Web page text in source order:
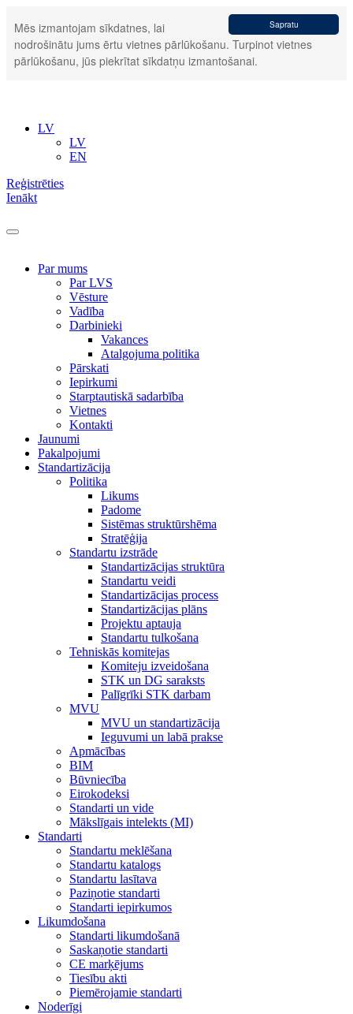
Sapratu
Mēs izmantojam sīkdatnes, lai
nodrošinātu jums ērtu vietnes pārlūkošanu. Turpinot vietnes
pārlūkošanu, jūs piekrītat sīkdatņu izmantošanai.
LV
LV
EN
Reģistrēties
Ienākt
Par mums
Par LVS
Vēsture
Vadība
Darbinieki
Vakances
Atalgojuma politika
Pārskati
Iepirkumi
Starptautiskā sadarbība
Vietnes
Kontakti
Jaunumi
Pakalpojumi
Standartizācija
Politika
Likums
Padome
Sistēmas struktūrshēma
Stratēģija
Standartu izstrāde
Standartizācijas struktūra
Standartu veidi
Standartizācijas process
Standartizācijas plāns
Projektu aptauja
Standartu tulkošana
Tehniskās komitejas
Komiteju izveidošana
STK un DG saraksts
Palīgrīki STK darbam
MVU
MVU un standartizācija
Ieguvumi un labā prakse
Apmācības
BIM
Būvniecība
Eirokodeksi
Standarti un vide
Mākslīgais intelekts (MI)
Standarti
Standartu meklēšana
Standartu katalogs
Standartu lasītava
Paziņotie standarti
Standarti iepirkumos
Likumdošana
Standarti likumdošanā
Saskaņotie standarti
CE marķējums
Tiesību akti
Piemērojamie standarti
Noderīgi